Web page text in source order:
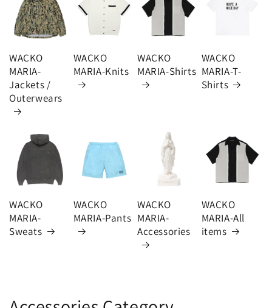
WACKO
MARIA-
Jackets /
Outerwears
WACKO
MARIA-Knits
WACKO
MARIA-Shirts
WACKO
MARIA-T-
Shirts
WACKO
MARIA-
Sweats
WACKO
MARIA-Pants
WACKO
MARIA-
Accessories
WACKO
MARIA-All
items